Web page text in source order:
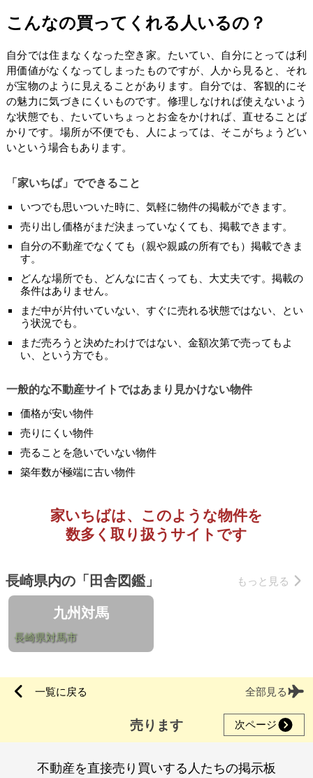
こんなの買ってくれる人いるの？
自分では住まなくなった空き家。たいてい、自分にとっては利
用価値がなくなってしまったものですが、人から見ると、それ
が宝物のように見えることがあります。自分では、客観的にそ
の魅力に気づきにくいものです。修理しなければ使えないよう
な状態でも、たいていちょっとお金をかければ、直せることば
かりです。場所が不便でも、人によっては、そこがちょうどい
いという場合もあります。
「家いちば」でできること
いつでも思いついた時に、気軽に物件の掲載ができます。
売り出し価格がまだ決まっていなくても、掲載できます。
自分の不動産でなくても（親や親戚の所有でも）掲載できま
す。
どんな場所でも、どんなに古くっても、大丈夫です。掲載の
条件はありません。
まだ中が片付いていない、すぐに売れる状態ではない、とい
う状況でも。
まだ売ろうと決めたわけではない、金額次第で売ってもよ
い、という方でも。
一般的な不動産サイトではあまり見かけない物件
価格が安い物件
売りにくい物件
売ることを急いでいない物件
築年数が極端に古い物件
家いちばは、このような物件を
数多く取り扱うサイトです
長崎県内の「田舎図鑑」 もっと見る
九州対馬
長崎県対馬市
一覧に戻る 全部見る
売ります 次ページ
不動産を直接売り買いする人たちの掲示板